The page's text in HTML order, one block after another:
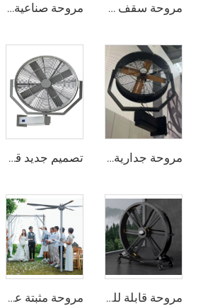
مروحة سقف صناعية كبيرة من نوع HVLS بقطر 24 قدم ومزودة بمحرك PMSM IE5 وطاقة AC، مروحة كهربائية بطول 7.3 متر لاستخدامها في مصانع الألبان بجهد 380 فولت مروحة صناعية قابلة للحركة بارتفاع 2000 مم وقطر 80 بوصة، مروحة هادئة توضع على الأرض
مروحة جدارية رذاذ ماء شائعة البيع مع التحكم عن بعد، قطر 35 بوصة، مروحة تبريد رذاذ متذبذبة تصميم جديد قطر 35 بوصة (0.9 متر) يمكن ضبط رش الهواء يمينًا ويسارًا، مروحة رذاذ صناعية للرذاذ والماء
مروحة قابلة للحركة بهدوء قطرها 2000 ملم (80 إنش) تعمل بالتيار الكهربائي البالغ 220 فولت ومصنوعة من الألمنيوم مروحة مثبتة على السقف بمحرك PMSM ذو تدفق هواء عالي الجهد 220 فولت قطرها 16 قدم (5 أمتار) كبيرة تقف على عمود